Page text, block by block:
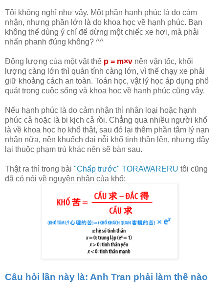
Tôi không nghĩ như vậy. Một phần hạnh phúc là do cảm
nhận, nhưng phần lớn là do khoa học về hạnh phúc. Bạn
không thể dùng ý chí để dừng một chiếc xe hơi, mà phải
nhấn phanh đúng không? ^^
Động lượng của một vật thể p = m×v nên vận tốc, khối
lượng càng lớn thì quán tính càng lớn, vì thế chạy xe phải
giữ khoảng cách an toàn. Toán học, vật lý học áp dụng phổ
quát trong cuộc sống và khoa học về hạnh phúc cũng vậy.
Nếu hạnh phúc là do cảm nhận thì nhân loại hoặc hạnh
phúc cả hoặc là bi kịch cả rồi. Chẳng qua nhiều người khổ
là về khoa học họ khổ thật, sau đó lại thêm phần tâm lý nạn
nhân nữa, nên khuếch đại nỗi khổ tinh thần lên, nhưng đây
lại thuộc phạm trù khác nên sẽ bàn sau.
Thật ra thì trong bài "Chấp trước" TORAWARERU tôi cũng
đã có nói về nguyên nhân của khổ:
Câu hỏi lần này là: Anh Tran phải làm thế nào